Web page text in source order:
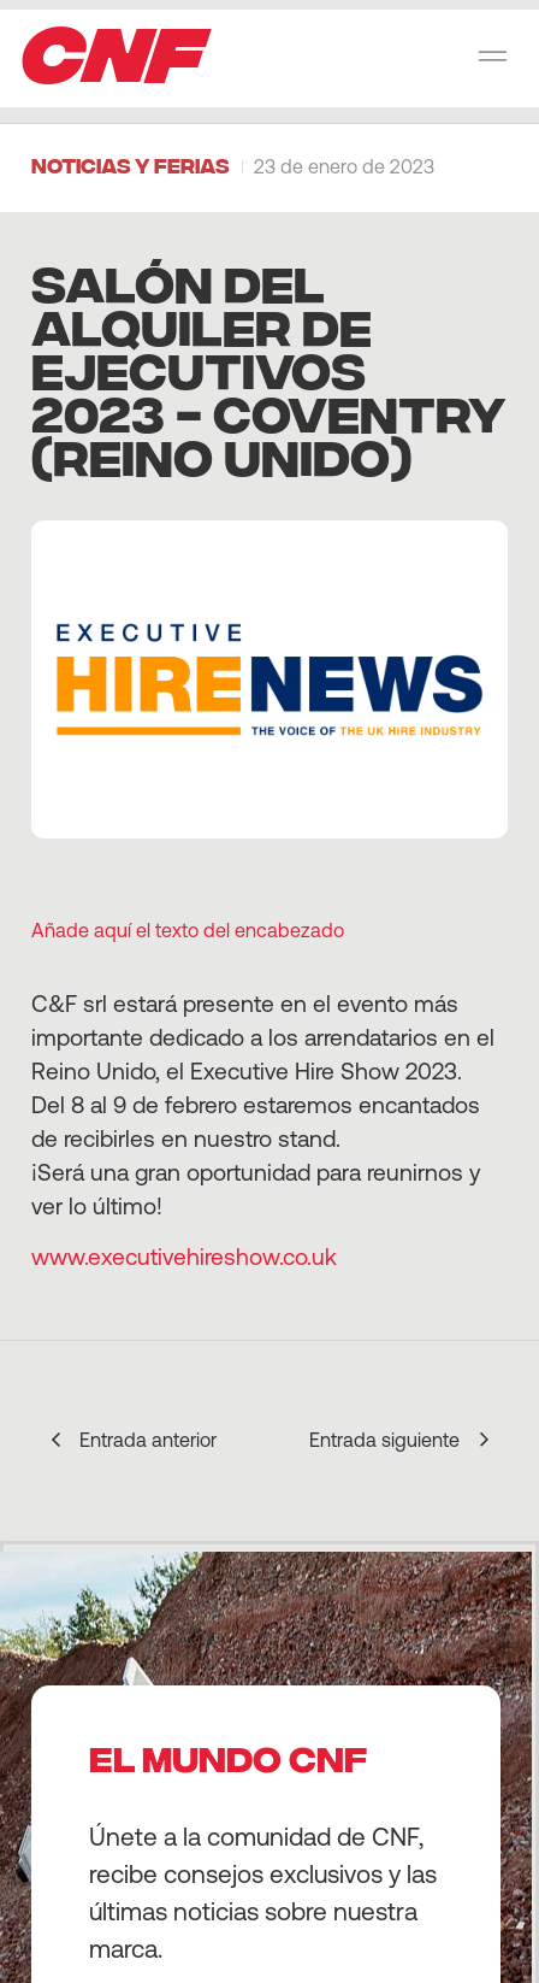
CNF
Noticias y Ferias 23 de enero de 2023
SALÓN DEL
ALQUILER DE
EJECUTIVOS
2023 - COVENTRY
(REINO UNIDO)
Añade aquí el texto del encabezado
C&F srl estará presente en el evento más
importante dedicado a los arrendatarios en el
Reino Unido, el Executive Hire Show 2023.
Del 8 al 9 de febrero estaremos encantados
de recibirles en nuestro stand.
¡Será una gran oportunidad para reunirnos y
ver lo último!
www.executivehireshow.co.uk
Entrada anterior Entrada siguiente
EL MUNDO CNF
Únete a la comunidad de CNF,
recibe consejos exclusivos y las
últimas noticias sobre nuestra
marca.